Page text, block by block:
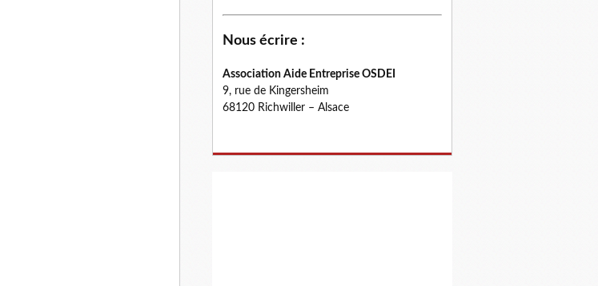
Nous écrire :
Association Aide Entreprise OSDEI
9, rue de Kingersheim
68120 Richwiller – Alsace